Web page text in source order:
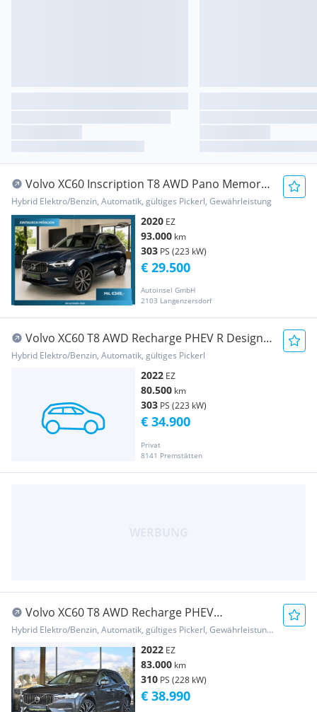
Volvo XC60 Inscription T8 AWD Pano Memory
360°
Hybrid Elektro/Benzin, Automatik, gültiges Pickerl, Gewährleistung
2020 EZ
93.000 km
303 PS (223 kW)
Autoinsel GmbH
2103 Langenzersdorf
€ 29.500
Volvo XC60 T8 AWD Recharge PHEV R Design
Geartronic
Hybrid Elektro/Benzin, Automatik, gültiges Pickerl
2022 EZ
80.500 km
303 PS (223 kW)
Privat
8141 Premstätten
€ 34.900
Volvo XC60 T8 AWD Recharge PHEV
Inscription Geartroni...
Hybrid Elektro/Benzin, Automatik, gültiges Pickerl, Gewährleistung, Garantie
2022 EZ
83.000 km
310 PS (228 kW)
€ 38.990